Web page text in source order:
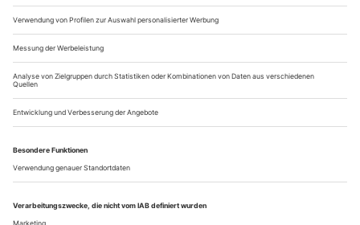
Präsentation eines Prototyps
Ein Monolog
Die Ein-Mann-Revolution tritt hinter einem Werbeplakat für
die Zigarettenmarke «Cabinet» hervor. Auf dem Plakat
sieht man eine Küchenszene, in der sich die Hauptfigur die
Zigarette an der Flamme des Gasherds anzündet. Die Ein-
Mann-Revolution ist männlich und spricht grundsätzlich im
lockeren Plauderton.